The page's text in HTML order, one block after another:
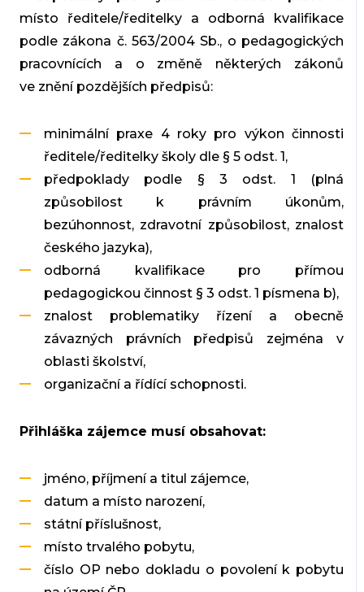
místo ředitele/ředitelky a odborná kvalifikace
podle zákona č. 563/2004 Sb., o pedagogických
pracovnících a o změně některých zákonů
ve znění pozdějších předpisů:
minimální praxe 4 roky pro výkon činnosti
ředitele/ředitelky školy dle § 5 odst. 1,
předpoklady podle § 3 odst. 1 (plná
způsobilost k právním úkonům,
bezúhonnost, zdravotní způsobilost, znalost
českého jazyka),
odborná kvalifikace pro přímou
pedagogickou činnost § 3 odst. 1 písmena b),
znalost problematiky řízení a obecně
závazných právních předpisů zejména v
oblasti školství,
organizační a řídící schopnosti.
Přihláška zájemce musí obsahovat:
jméno, příjmení a titul zájemce,
datum a místo narození,
státní příslušnost,
místo trvalého pobytu,
číslo OP nebo dokladu o povolení k pobytu